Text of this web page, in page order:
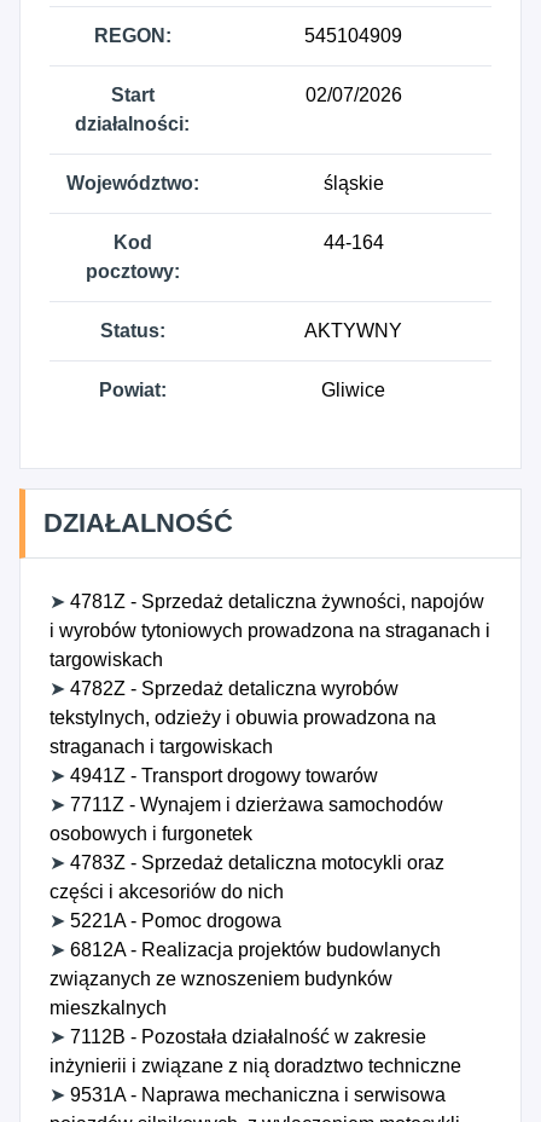
REGON: 545104909
Start
działalności:
02/07/2026
Województwo: śląskie
Kod
pocztowy:
44-164
Status: AKTYWNY
Powiat: Gliwice
DZIAŁALNOŚĆ
➤ 4781Z - Sprzedaż detaliczna żywności, napojów
i wyrobów tytoniowych prowadzona na straganach i
targowiskach
➤ 4782Z - Sprzedaż detaliczna wyrobów
tekstylnych, odzieży i obuwia prowadzona na
straganach i targowiskach
➤ 4941Z - Transport drogowy towarów
➤ 7711Z - Wynajem i dzierżawa samochodów
osobowych i furgonetek
➤ 4783Z - Sprzedaż detaliczna motocykli oraz
części i akcesoriów do nich
➤ 5221A - Pomoc drogowa
➤ 6812A - Realizacja projektów budowlanych
związanych ze wznoszeniem budynków
mieszkalnych
➤ 7112B - Pozostała działalność w zakresie
inżynierii i związane z nią doradztwo techniczne
➤ 9531A - Naprawa mechaniczna i serwisowa